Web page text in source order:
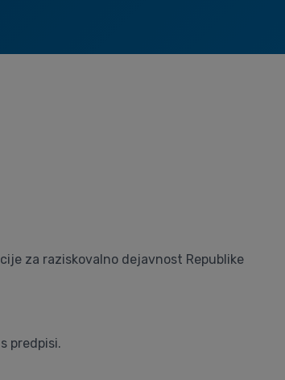
za raziskovalno dejavnost Republike
predpisi.